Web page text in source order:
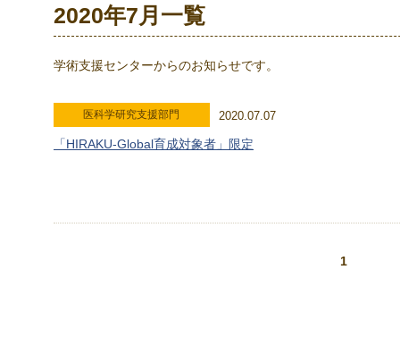
2020年7月一覧
学術支援センターからのお知らせです。
医科学研究支援部門 2020.07.07
「HIRAKU-Global育成対象者」限定
1